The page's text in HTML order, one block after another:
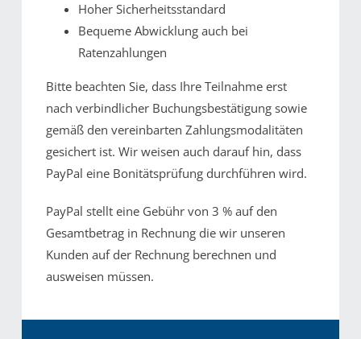
Hoher Sicherheitsstandard
Bequeme Abwicklung auch bei
Ratenzahlungen
Bitte beachten Sie, dass Ihre Teilnahme erst
nach verbindlicher Buchungsbestätigung sowie
gemäß den vereinbarten Zahlungsmodalitäten
gesichert ist. Wir weisen auch darauf hin, dass
PayPal eine Bonitätsprüfung durchführen wird.
PayPal stellt eine Gebühr von 3 % auf den
Gesamtbetrag in Rechnung die wir unseren
Kunden auf der Rechnung berechnen und
ausweisen müssen.